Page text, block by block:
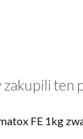
zakupili ten